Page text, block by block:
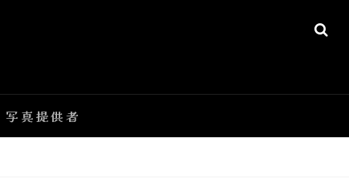
写真提供者